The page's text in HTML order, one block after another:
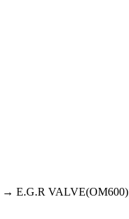
→ E.G.R VALVE(OM600)